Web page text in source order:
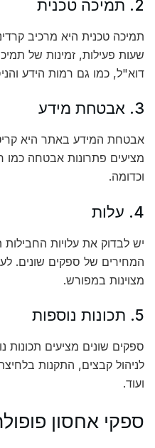
2. תמיכה טכנית
תמיכה טכנית היא מרכיב
שעות פעילות, זמינות של
דוא"ל, כמו גם רמות הידע
3. אבטחת מידע
אבטחת המידע באתר היא
וכדומה.
4. עלות
יש לבדוק את עלויות החבילות
המחירים של ספקים שונים.
מצוינות במפורש.
5. תכונות נוספות
ספקים שונים מציעים תכונות
לניהול קבצים, התקנות
ועוד.
ספקי אחסון